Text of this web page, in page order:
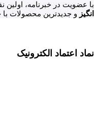
با عضویت در خبرنامه، اولین
انگیز و جدیدترین محصولات
نماد اعتماد الکترونیک